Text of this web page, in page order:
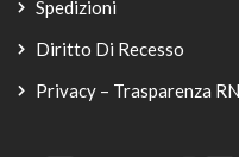
Spedizioni
Diritto Di Recesso
Privacy – Trasparenza